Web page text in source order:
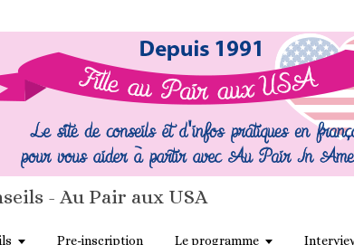
- Au Pair aux USA
Pre-inscription Le programme